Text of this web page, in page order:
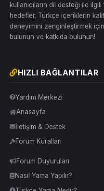
kullanıcıların dil desteği ile ilgili
hedefler. Türkçe içeriklerin
deneyimini zenginleştirmek
bulunun ve katkıda bulunun!
HIZLI BAĞLANTILAR
Yardım Merkezi
Anasayfa
İletişim & Destek
Forum Kuralları
Forum Duyuruları
Nasıl Yama Yapılır?